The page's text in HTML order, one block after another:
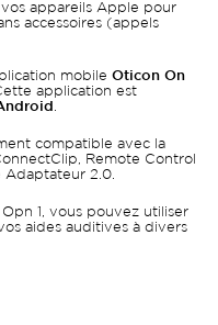
appareils Apple pour
accessoires (appels
mobile Oticon On
application est
compatible avec la
Remote Control
Adaptateur 2.0.
1, vous pouvez utiliser
aides auditives à divers